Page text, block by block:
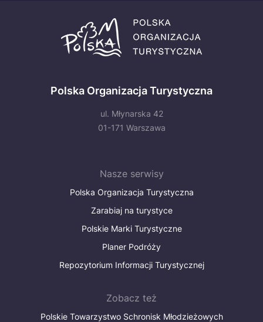
Polska Organizacja Turystyczna
ul. Młynarska 42
01-171 Warszawa
Nasze serwisy
Polska Organizacja Turystyczna
Zarabiaj na turystyce
Polskie Marki Turystyczne
Planer Podróży
Repozytorium Informacji Turystycznej
Zobacz też
Polskie Towarzystwo Schronisk Młodzieżowych